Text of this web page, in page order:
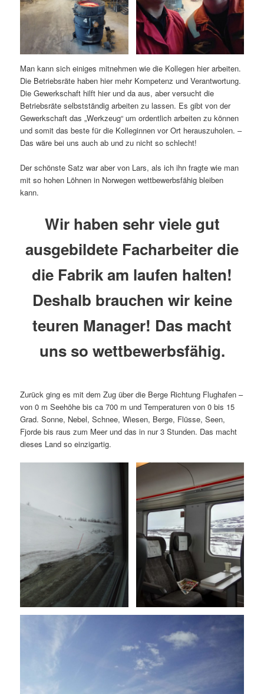
Man kann sich einiges mitnehmen wie die Kollegen hier arbeiten.
Die Betriebsräte haben hier mehr Kompetenz und Verantwortung.
Die Gewerkschaft hilft hier und da aus, aber versucht die
Betriebsräte selbstständig arbeiten zu lassen. Es gibt von der
Gewerkschaft das „Werkzeug“ um ordentlich arbeiten zu können
und somit das beste für die Kolleginnen vor Ort herauszuholen. –
Das wäre bei uns auch ab und zu nicht so schlecht!
Der schönste Satz war aber von Lars, als ich ihn fragte wie man
mit so hohen Löhnen in Norwegen wettbewerbsfähig bleiben
kann.
Wir haben sehr viele gut
ausgebildete Facharbeiter die
die Fabrik am laufen halten!
Deshalb brauchen wir keine
teuren Manager! Das macht
uns so wettbewerbsfähig.
Zurück ging es mit dem Zug über die Berge Richtung Flughafen –
von 0 m Seehöhe bis ca 700 m und Temperaturen von 0 bis 15
Grad. Sonne, Nebel, Schnee, Wiesen, Berge, Flüsse, Seen,
Fjorde bis raus zum Meer und das in nur 3 Stunden. Das macht
dieses Land so einzigartig.